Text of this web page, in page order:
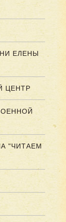
ЕЛЕНЫ
ЦЕНТР
"ЧИТАЕМ